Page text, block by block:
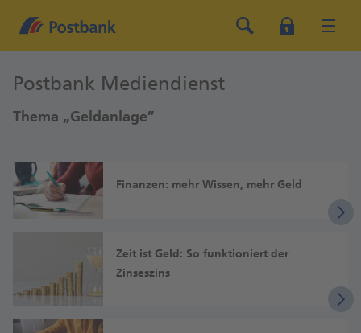
Postbank Mediendienst
Thema „Geldanlage”
Finanzen: mehr Wissen, mehr Geld
Zeit ist Geld: So funktioniert der
Zinseszins